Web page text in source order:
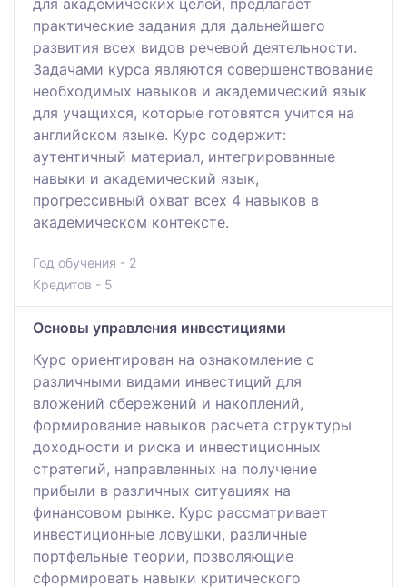
практические задания для дальнейшего
развития всех видов речевой деятельности.
Задачами курса являются совершенствование
необходимых навыков и академический язык
для учащихся, которые готовятся учится на
английском языке. Курс содержит:
аутентичный материал, интегрированные
навыки и академический язык,
прогрессивный охват всех 4 навыков в
академическом контексте.
Год обучения - 2
Кредитов - 5
Основы управления инвестициями
Курс ориентирован на ознакомление с
различными видами инвестиций для
вложений сбережений и накоплений,
формирование навыков расчета структуры
доходности и риска и инвестиционных
стратегий, направленных на получение
прибыли в различных ситуациях на
финансовом рынке. Курс рассматривает
инвестиционные ловушки, различные
портфельные теории, позволяющие
сформировать навыки критического